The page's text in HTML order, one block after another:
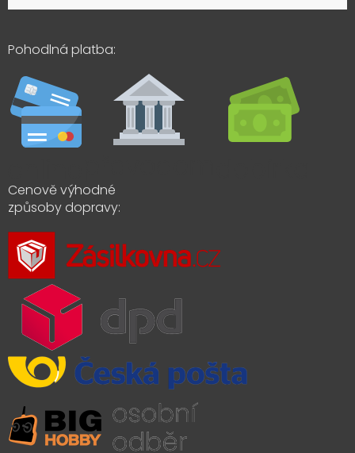
Pohodlná platba:
Cenově výhodné
způsoby dopravy: